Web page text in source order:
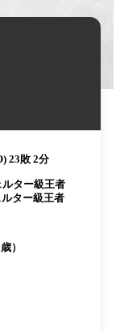
23敗 2分
ター級王者
ター級王者
）